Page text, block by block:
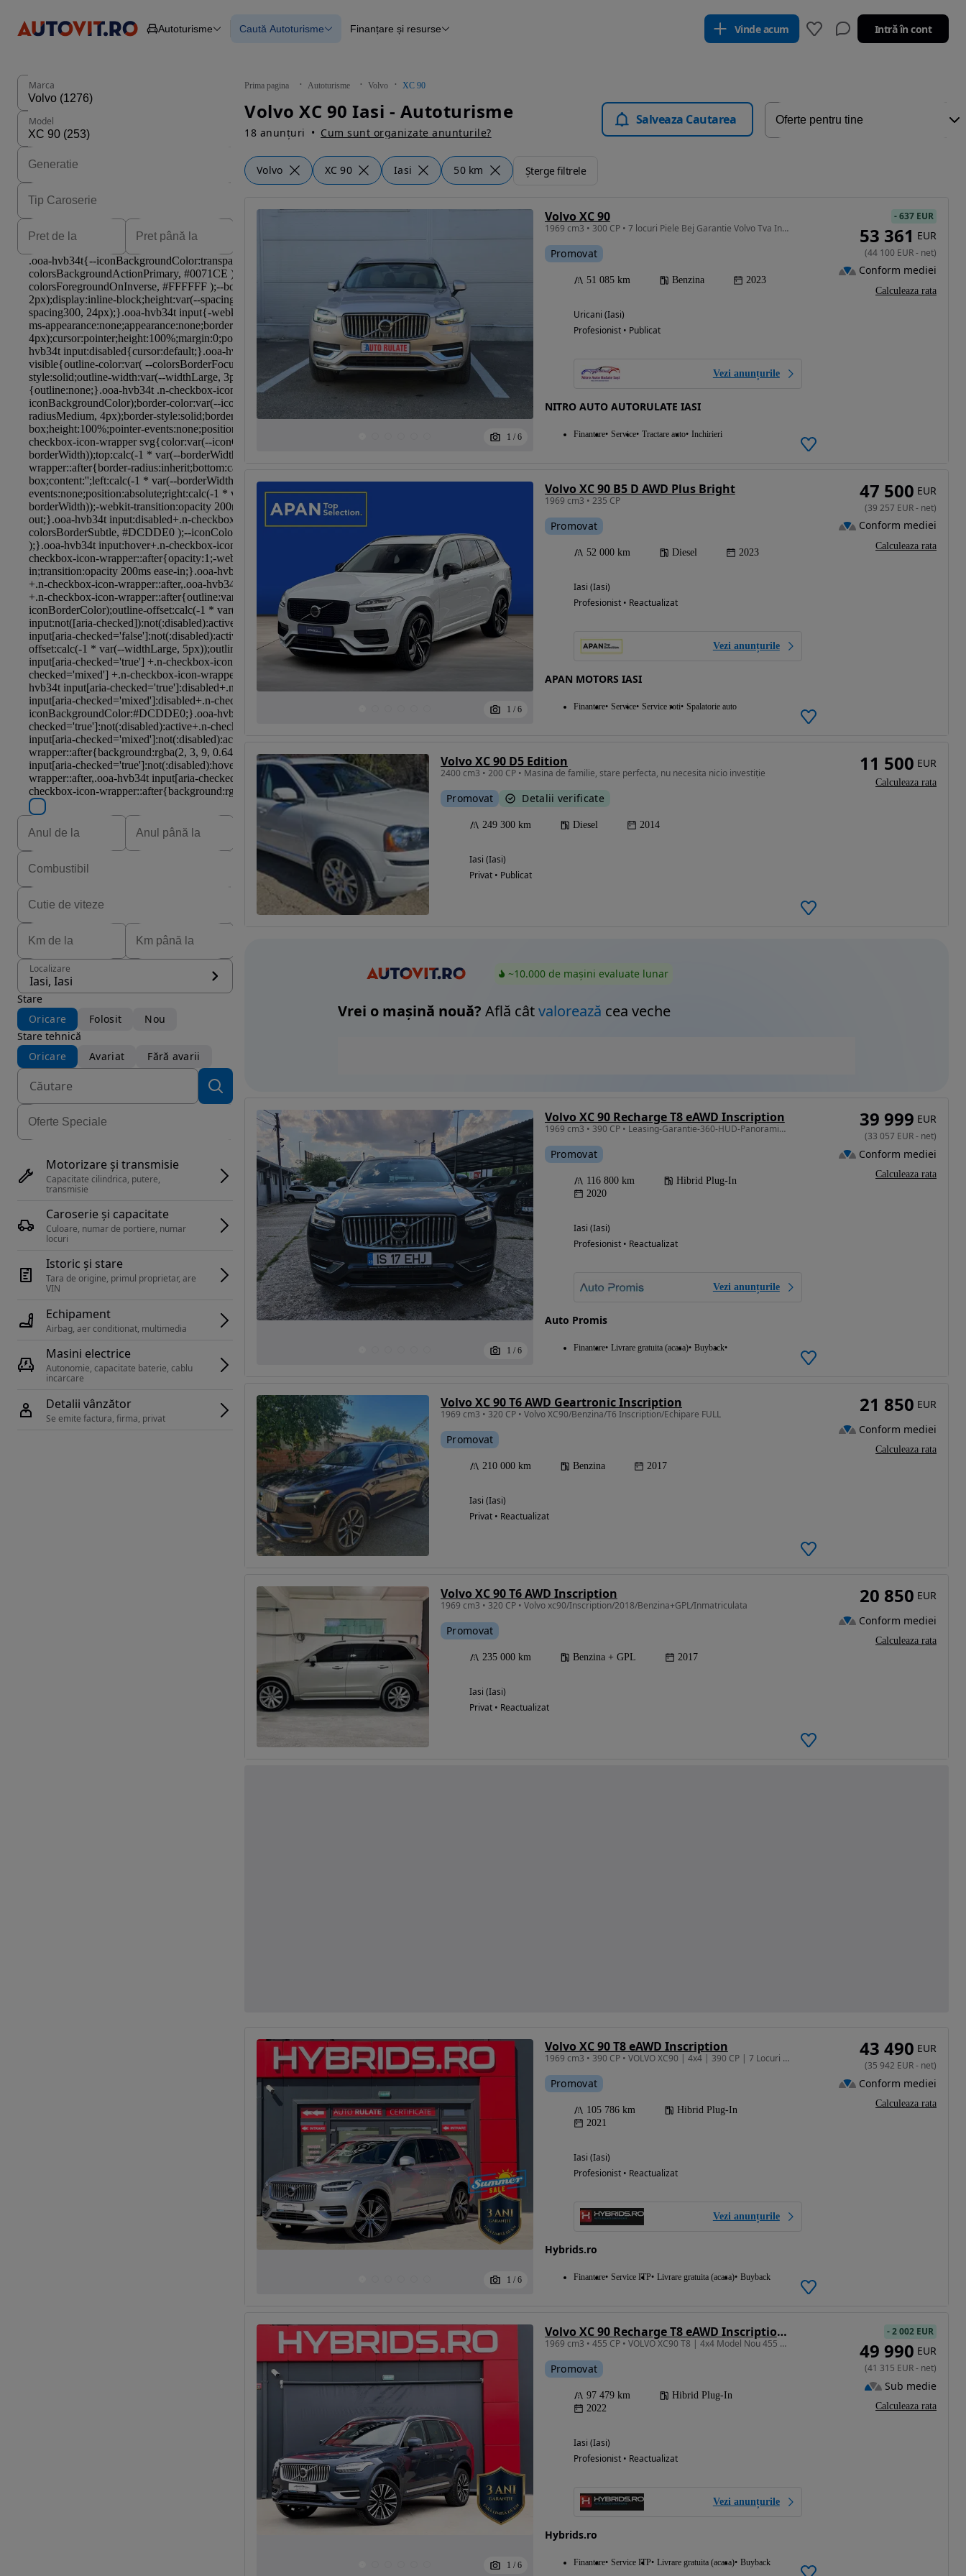
Autoturisme
Autoturisme
Mașini electrice
Mașini cu detalii verificate
Caută Autoturisme
Blog Autovit.ro
Finanțare și resurse Vinde acum Intră în cont
Prima pagina Autoturisme Volvo XC 90
Volvo XC 90 Iasi - Autoturisme
18 anunțuri Cum sunt organizate anunturile?
Salveaza Cautarea
Volvo XC 90 Iasi 50 km Șterge filtrele
Marca
Model
Eligibil pentru
Localizare
Iasi, Iasi
Stare
Oricare
Folosit
Nou
Stare tehnică
Oricare
Avariat Fără avarii
Motorizare și transmisie
Capacitate cilindrica, putere,
transmisie
Caroserie și capacitate
Culoare, numar de portiere, numar
locuri
Istoric și stare
Tara de origine, primul proprietar, are
Echipament
Airbag, aer conditionat, multimedia
Masini electrice
Autonomie, capacitate baterie, cablu
Detalii vânzător
Se emite factura, firma, privat
1 / 6
Volvo XC 90
1969 cm3 • 300 CP • 7 locuri Piele Bej Garantie Volvo Tva Inclus!!
Promovat
51 085 km Benzina 2023
Uricani (Iasi)
Profesionist • Publicat
Vezi anunțurile
NITRO AUTO AUTORULATE IASI
Finantare Service Tractare auto Inchirieri
-637 EUR
53 361 EUR
(44 100 EUR- net)
Conform mediei
Calculeaza rata
1 / 6
Volvo XC 90 B5 D AWD Plus Bright
1969 cm3 • 235 CP
Promovat
52 000 km Diesel 2023
Iasi (Iasi)
Profesionist • Reactualizat
Vezi anunțurile
APAN MOTORS IASI
Finantare Service Service roti Spalatorie auto
47 500 EUR
(39 257 EUR- net)
Conform mediei
Calculeaza rata
Volvo XC 90 D5 Edition
2400 cm3 • 200 CP • Masina de familie, stare perfecta, nu necesita nicio investiție
Promovat Detalii verificate
249 300 km Diesel 2014
Iasi (Iasi)
Privat • Publicat
11 500 EUR
Calculeaza rata
~10.000 de mașini evaluate lunar
Vrei o mașină nouă? Află câtvalorează cea veche
1 / 6
Volvo XC 90 Recharge T8 eAWD Inscription
1969 cm3 • 390 CP • Leasing-Garantie-360-HUD-Panoramic-7 Locuri
Promovat
116 800 km
Hibrid Plug-In
2020
Iasi (Iasi)
Profesionist • Reactualizat
Vezi anunțurile
Auto Promis
Finantare Livrare gratuita (acasa) Buyback
39 999 EUR
(33 057 EUR- net)
Conform mediei
Calculeaza rata
Volvo XC 90 T6 AWD Geartronic Inscription
1969 cm3 • 320 CP • Volvo XC90/Benzina/T6 Inscription/Echipare FULL
Promovat
210 000 km Benzina 2017
Iasi (Iasi)
Privat • Reactualizat
21 850 EUR
Conform mediei
Calculeaza rata
Volvo XC 90 T6 AWD Inscription
1969 cm3 • 320 CP • Volvo xc90/Inscription/2018/Benzina+GPL/Inmatriculata
Promovat
235 000 km Benzina + GPL 2017
Iasi (Iasi)
Privat • Reactualizat
20 850 EUR
Conform mediei
Calculeaza rata
1 / 6
Volvo XC 90 T8 eAWD Inscription
1969 cm3 • 390 CP • VOLVO XC90 | 4x4 | 390 CP | 7 Locuri | Plug-in Hybrid | Garantie 3 ani
Promovat
105 786 km
Hibrid Plug-In
2021
Iasi (Iasi)
Profesionist • Reactualizat
Vezi anunțurile
Hybrids.ro
Finantare Service ITP Livrare gratuita (acasa) Buyback
43 490 EUR
(35 942 EUR- net)
Conform mediei
Calculeaza rata
1 / 6
Volvo XC 90 Recharge T8 eAWD Inscription Expression
1969 cm3 • 455 CP • VOLVO XC90 T8 | 4x4 Model Nou 455 CP-Inscription | Plug in | Garantie
Promovat
97 479 km
Hibrid Plug-In
2022
Iasi (Iasi)
Profesionist • Reactualizat
Vezi anunțurile
Hybrids.ro
Finantare Service ITP Livrare gratuita (acasa) Buyback
-2 002 EUR
49 990 EUR
(41 315 EUR- net)
Sub medie
Calculeaza rata